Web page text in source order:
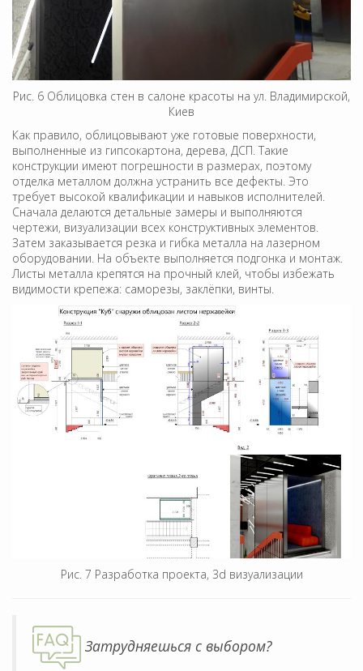
Рис. 6 Облицовка стен в салоне красоты на ул. Владимирской,
Киев
Как правило, облицовывают уже готовые поверхности,
выполненные из гипсокартона, дерева, ДСП. Такие
конструкции имеют погрешности в размерах, поэтому
отделка металлом должна устранить все дефекты. Это
требует высокой квалификации и навыков исполнителей.
Сначала делаются детальные замеры и выполняются
чертежи, визуализации всех конструктивных элементов.
Затем заказывается резка и гибка металла на лазерном
оборудовании. На объекте выполняется подгонка и монтаж.
Листы металла крепятся на прочный клей, чтобы избежать
видимости крепежа: саморезы, заклёпки, винты.
Рис. 7 Разработка проекта, 3d визуализации
Затрудняешься с выбором?